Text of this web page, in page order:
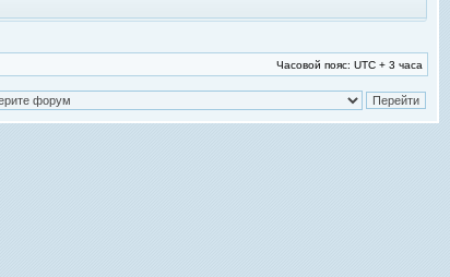
Часовой пояс: UTC + 3 часа